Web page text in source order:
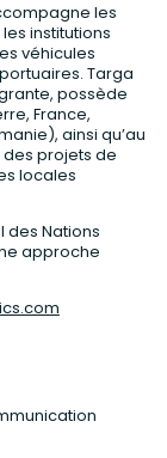
les
institutions
véhicules
Targa
possède
France,
ainsi qu’au
des projets de
locales
des Nations
approche